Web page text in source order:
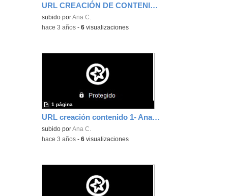
URL CREACIÓN DE CONTENIDO 2- ANA CLEMENTE
subido porAna C.
-hace 3 años -6 visualizaciones
URL creación contenido 1- Ana Clemente
subido porAna C.
1 página
-hace 3 años -6 visualizaciones